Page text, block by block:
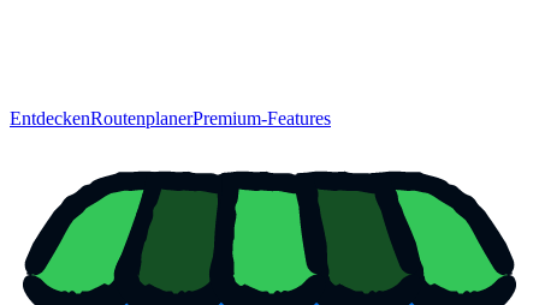
EntdeckenRoutenplanerPremium-Features